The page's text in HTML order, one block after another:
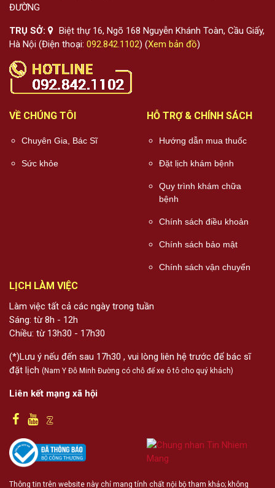
ĐƯỜNG
TRỤ SỞ:
Biệt thự 16, Ngõ 168 Nguyễn Khánh Toàn, Cầu Giấy,
Hà Nội (Điện thoại: 092.842.1102) (Xem bản đồ)
VỀ CHÚNG TÔI
Chuyên Gia, Bác Sĩ
Sức khỏe
HỖ TRỢ & CHÍNH SÁCH
Hướng dẫn mua thuốc
Đặt lịch khám bệnh
Quy trình khám chữa
bệnh
Chính sách điều khoản
Chính sách bảo mật
Chính sách vận chuyển
LỊCH LÀM VIỆC
Làm việc tất cả các ngày trong tuần
Sáng: từ 8h - 12h
Chiều: từ 13h30 - 17h30
(*)Lưu ý nếu đến sau 17h30 , vui lòng liên hệ trước để bác sĩ
đặt lịch (Nam Y Đỗ Minh Đường có chỗ để xe ô tô cho quý khách)
Liên kết mạng xã hội
Thông tin trên website này chỉ mang tính chất nội bộ tham khảo; không